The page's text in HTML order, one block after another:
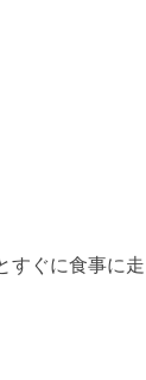
すぐに食事に走